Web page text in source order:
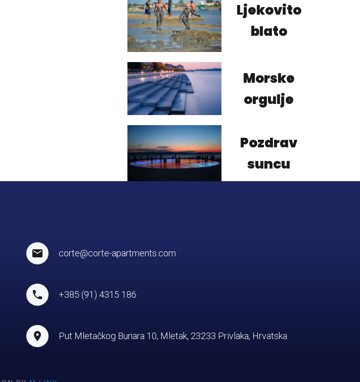
Ljekovito
blato
Morske
orgulje
Pozdrav
suncu
corte@corte-apartments.com
+385 (91) 4315 186
Put Mletačkog Bunara 10, Mletak, 23233 Privlaka, Hrvatska